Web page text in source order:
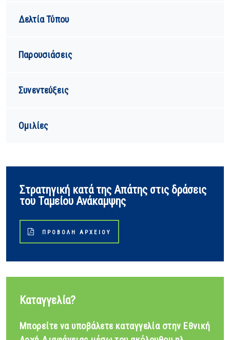
Δελτία Τύπου
Παρουσιάσεις
Συνεντεύξεις
Ομιλίες
Στρατηγική κατά της Απάτης στις δράσεις
του Ταμείου Ανάκαμψης
ΠΡΟΒΟΛΉ ΑΡΧΕΊΟΥ
Καταγγελία?
Μπορείτε να υποβάλετε καταγγελία στην Εθνική